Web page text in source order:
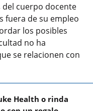
cuerpo docente
fuera de su empleo
los posibles
no ha
se relacionen con
Health o rinda